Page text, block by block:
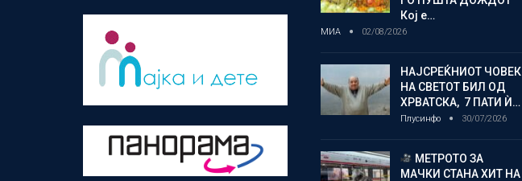
Кој е…
МИА 02/08/2026
НАЈСРЕЌНИОТ ЧОВЕК
НА СВЕТОТ БИЛ ОД
ХРВАТСКА, 7 ПАТИ Ѝ…
Плусинфо 30/07/2026
МЕТРОТО ЗА
МАЧКИ СТАНА ХИТ НА